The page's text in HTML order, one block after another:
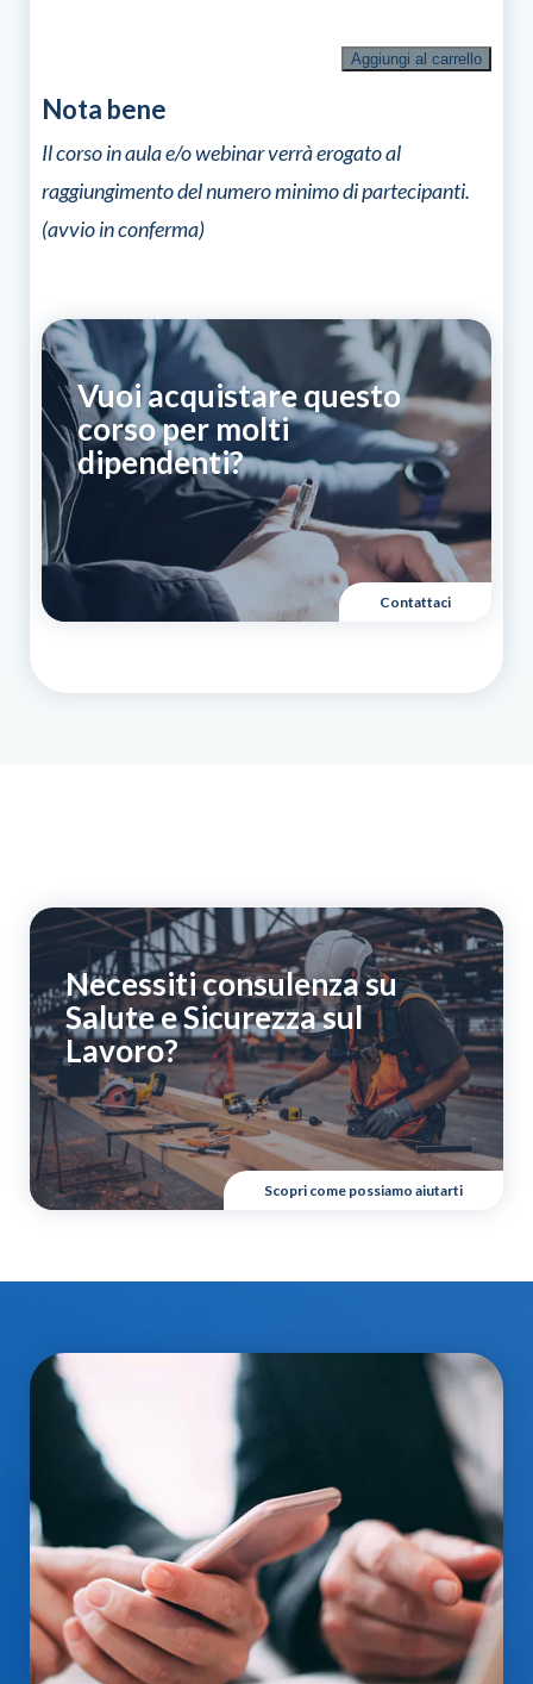
Corso
di
addetto
alla
conduzione
idraulici,
caricatori
frontali
e
terne
quantità
Aggiungi al carrello
Nota bene
Il corso in aula e/o webinar verrà erogato al
raggiungimento del numero minimo di partecipanti.
(avvio in conferma)
Vuoi acquistare questo
corso per molti
dipendenti?
Contattaci
Necessiti consulenza su
Salute e Sicurezza sul
Lavoro?
Scopri come possiamo aiutarti